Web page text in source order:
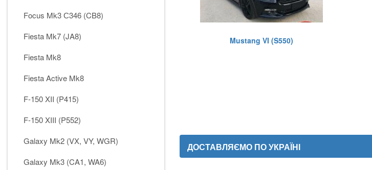
Focus Mk3 С346 (CB8)
Fiesta Mk7 (JA8)
Fiesta Mk8
Fiesta Active Mk8
F-150 XII (P415)
F-150 XIII (P552)
Galaxy Mk2 (VX, VY, WGR)
Galaxy Mk3 (CA1, WA6)
Mustang VI (S550)
ДОСТАВЛЯЄМО ПО УКРАЇНІ